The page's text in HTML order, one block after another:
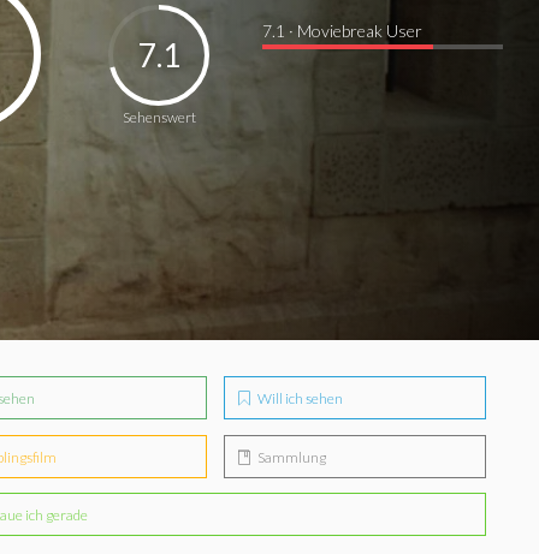
Sehenswert
7.1
7.1 · Moviebreak User
Will ich sehen
Sammlung
ich gerade